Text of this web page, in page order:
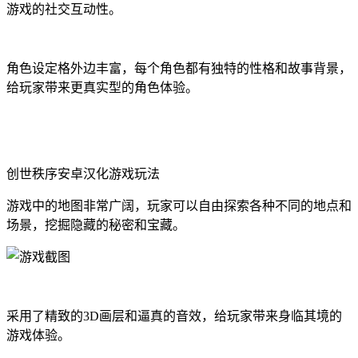
游戏的社交互动性。
角色设定格外边丰富，每个角色都有独特的性格和故事背景，
给玩家带来更真实型的角色体验。
创世秩序安卓汉化游戏玩法
游戏中的地图非常广阔，玩家可以自由探索各种不同的地点和
场景，挖掘隐藏的秘密和宝藏。
采用了精致的3D画层和逼真的音效，给玩家带来身临其境的
游戏体验。